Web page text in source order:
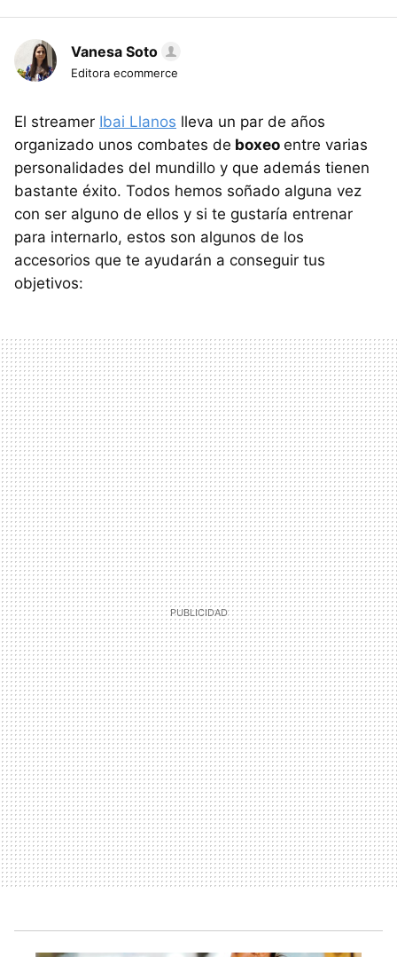
Vanesa Soto
Editora ecommerce
El streamer Ibai Llanos lleva un par de años
organizado unos combates de boxeo entre varias
personalidades del mundillo y que además tienen
bastante éxito. Todos hemos soñado alguna vez
con ser alguno de ellos y si te gustaría entrenar
para internarlo, estos son algunos de los
accesorios que te ayudarán a conseguir tus
objetivos: